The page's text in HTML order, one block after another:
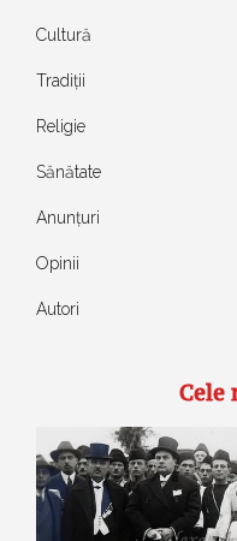
Cultură
Tradiții
Religie
Sănătate
Anunțuri
Opinii
Autori
Cele